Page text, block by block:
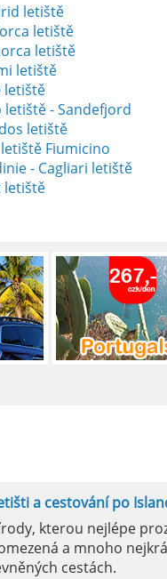
letiště
letiště
letiště
letiště
letiště
letiště - Sandefjord
letiště
Fiumicino
- Cagliari letiště
letiště
je výborný způsob,
Kompletní
je skvělý způsob, jak
a cestování po
kterou nejlépe
a mnoho
cestách.
půjčujete auto v jížním
funkčnost kliamtizace, v